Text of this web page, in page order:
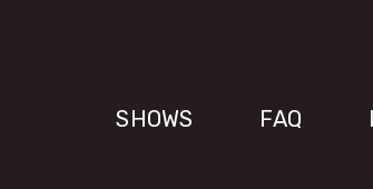
SHOWS FAQ